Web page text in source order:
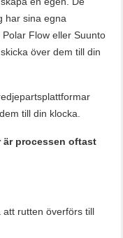
har sina egna
Flow eller Suunto
över dem till din
till din klocka.
processen oftast
att rutten överförs till